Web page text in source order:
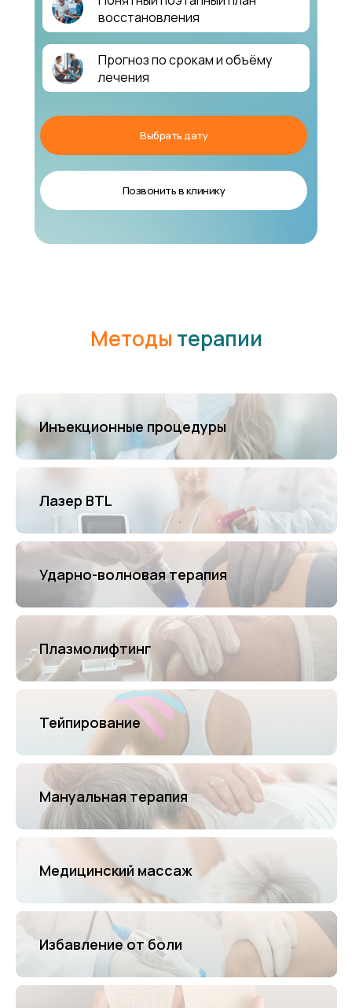
восстановления
Позвонить в клинику
Выбрать дату
Прогноз по срокам и объёму
лечения
Методы терапии
Инъекционные процедуры
Лазер BTL
Ударно-волновая терапия
Плазмолифтинг
Тейпирование
Мануальная терапия
Медицинский массаж
Избавление от боли